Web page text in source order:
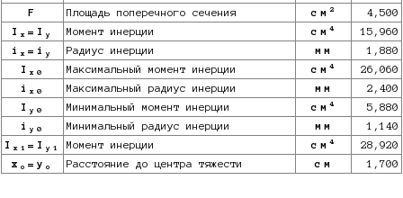
F Площадь поперечного сечения см 2
4,500
I x =I y Момент инерции см 4
15,960
i
x =i y Радиус инерции мм
1,880
I x0 Максимальный момент инерции см 4
26,060
i
x0 Максимальный радиус инерции мм
2,400
I y0 Минимальный момент инерции см 4
5,880
i
y0 Минимальный радиус инерции мм
1,140
I x1 =I y1 Момент инерции см 4
28,920
x o =y o Расстояние до центра тяжести см 1,700